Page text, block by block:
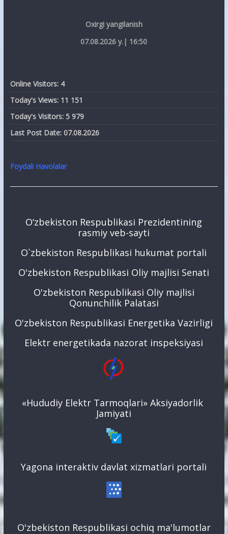
Oxirgi yangilanish
07.08.2026 y.| 16:50
Online Visitors: 4
Today's Views: 11 151
Today's Visitors: 5 979
Last Post Date: 07.08.2026
Foydali Havolalar
O‘zbekiston Respublikasi Prezidentining
rasmiy veb-sayti
O`zbekiston Respublikasi hukumat portali
O'zbekiston Respublikasi Oliy majlisi Senati
O'zbekiston Respublikasi Oliy majlisi
Qonunchilik Palatasi
O'zbekiston Respublikasi Energetika Vazirligi
Elektr energetikada nazorat inspeksiyasi
«Hududiy Elektr Tarmoqlari» Aksiyadorlik
Jamiyati
Yagona interaktiv davlat xizmatlari portali
O'zbekiston Respublikasi ochiq ma'lumotlar